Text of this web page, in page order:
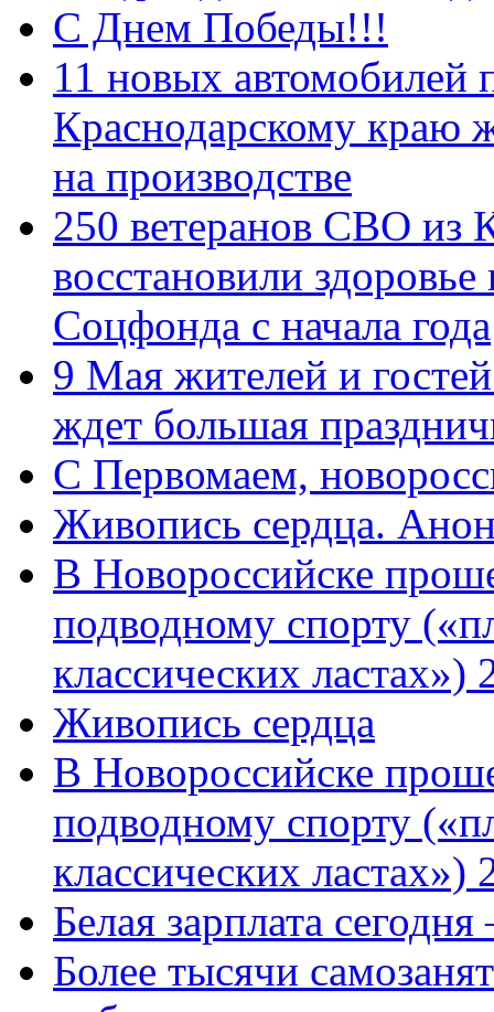
С Днем Победы!!!
11 новых автомобилей
Краснодарскому краю
на производстве
250 ветеранов СВО из
восстановили
Соцфонда с начала года
9 Мая жителей и
ждет большая
C Первомаем,
Живопись сердца.
В Новороссийске
подводному спорту
классических
Живопись сердца
В Новороссийске
подводному спорту
классических ластах»)
Белая зарплата
Более тысячи